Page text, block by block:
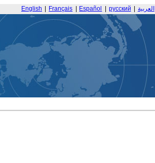
English Français Español русский العربية